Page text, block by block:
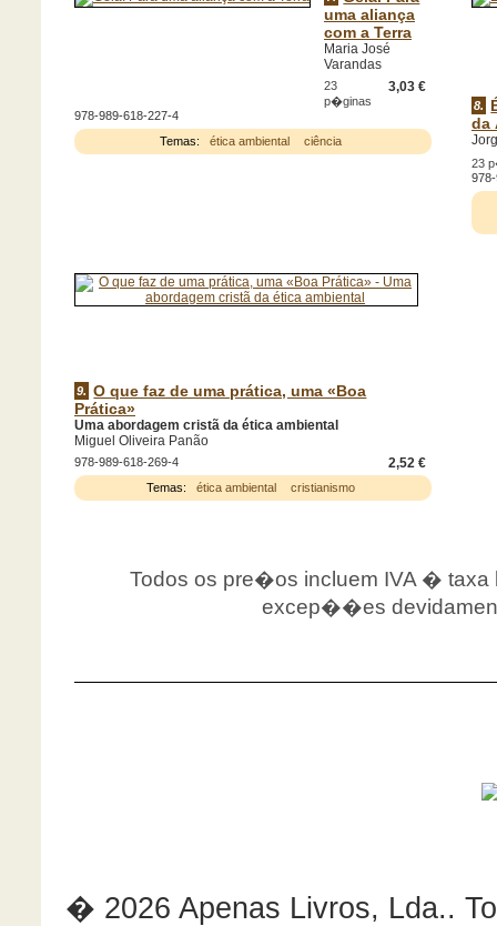
uma aliança
com a Terra
Maria José
Varandas
3,03 €
23
p�ginas
978-989-618-227-4
Temas:
ética ambiental ciência
8.
da
23
9.
O que faz de uma prática, uma «Boa
Prática»
Uma abordagem cristã da ética ambiental
Miguel Oliveira Panão
2,52 €
978-989-618-269-4
Temas:
ética ambiental cristianismo
Todos os pre�os incluem IVA � taxa
excep��es
� 2026 Apenas Livros, Lda..